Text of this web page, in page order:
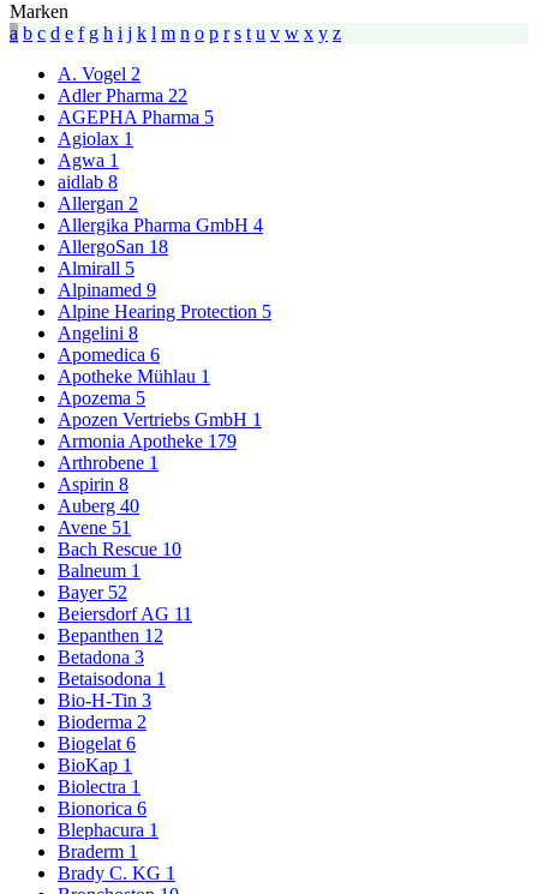
Marken
a b c d e f g h i j k l m n o p r s t u v w x y z
A. Vogel 2
Adler Pharma 22
AGEPHA Pharma 5
Agiolax 1
Agwa 1
aidlab 8
Allergan 2
Allergika Pharma GmbH 4
AllergoSan 18
Almirall 5
Alpinamed 9
Alpine Hearing Protection 5
Angelini 8
Apomedica 6
Apotheke Mühlau 1
Apozema 5
Apozen Vertriebs GmbH 1
Armonia Apotheke 179
Arthrobene 1
Aspirin 8
Auberg 40
Avene 51
Bach Rescue 10
Balneum 1
Bayer 52
Beiersdorf AG 11
Bepanthen 12
Betadona 3
Betaisodona 1
Bio-H-Tin 3
Bioderma 2
Biogelat 6
BioKap 1
Biolectra 1
Bionorica 6
Blephacura 1
Braderm 1
Brady C. KG 1